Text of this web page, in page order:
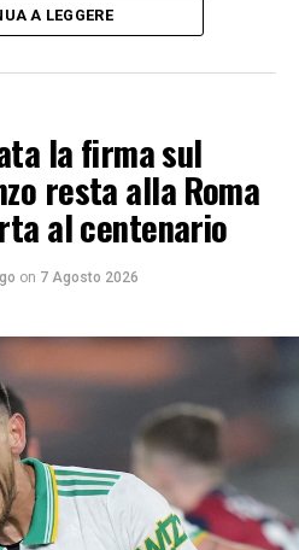
A LEGGERE
la firma sul
resta alla Roma
al centenario
on 7 Agosto 2026